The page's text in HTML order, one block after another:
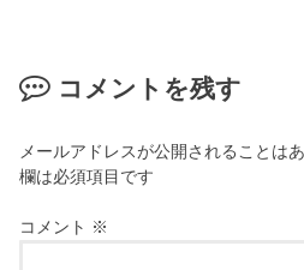
コメントを残す
メールアドレスが公開されることはあ
欄は必須項目です
コメント ※